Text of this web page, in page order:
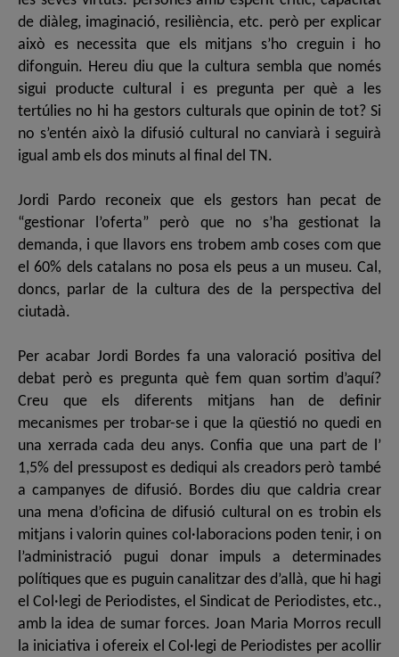
de diàleg, imaginació, resiliència, etc. però per explicar
això es necessita que els mitjans s’ho creguin i ho
difonguin. Hereu diu que la cultura sembla que només
sigui producte cultural i es pregunta per què a les
tertúlies no hi ha gestors culturals que opinin de tot? Si
no s’entén això la difusió cultural no canviarà i seguirà
igual amb els dos minuts al final del TN.
Jordi Pardo reconeix que els gestors han pecat de
“gestionar l’oferta” però que no s’ha gestionat la
demanda, i que llavors ens trobem amb coses com que
el 60% dels catalans no posa els peus a un museu. Cal,
doncs, parlar de la cultura des de la perspectiva del
ciutadà.
Per acabar Jordi Bordes fa una valoració positiva del
debat però es pregunta què fem quan sortim d’aquí?
Creu que els diferents mitjans han de definir
mecanismes per trobar-se i que la qüestió no quedi en
una xerrada cada deu anys. Confia que una part de l’
1,5% del pressupost es dediqui als creadors però també
a campanyes de difusió. Bordes diu que caldria crear
una mena d’oficina de difusió cultural on es trobin els
mitjans i valorin quines col·laboracions poden tenir, i on
l’administració pugui donar impuls a determinades
polítiques que es puguin canalitzar des d’allà, que hi hagi
el Col·legi de Periodistes, el Sindicat de Periodistes, etc.,
amb la idea de sumar forces. Joan Maria Morros recull
la iniciativa i ofereix el Col·legi de Periodistes per acollir